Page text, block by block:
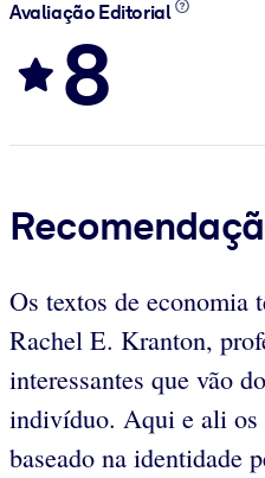
Avaliação Editorial
8
Os textos de economia
Rachel E. Kranton,
interessantes que vão
indivíduo. Aqui e ali os
baseado na identidade